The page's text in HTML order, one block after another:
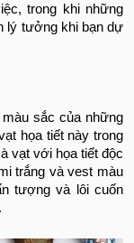
trong khi những
lý tưởng khi bạn dự
sắc của những
họa tiết này trong
vạt với họa tiết độc
trắng và vest màu
tượng và lôi cuốn